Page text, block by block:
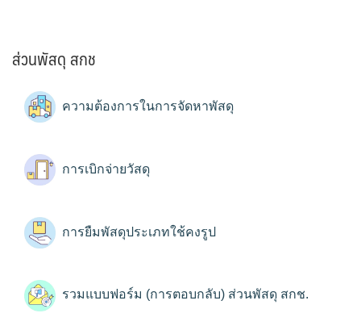
ส่วนพัสดุ สกช
ความต้องการในการจัดหาพัสดุ
การเบิกจ่ายวัสดุ
การยืมพัสดุประเภทใช้คงรูป
รวมแบบฟอร์ม (การตอบกลับ) ส่วนพัสดุ สกช.